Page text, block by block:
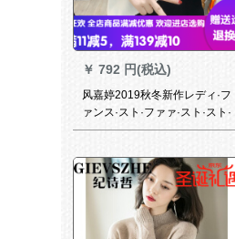
￥ 792 円(税込)
风嘉婷2019秋冬新作レディ·フ
ァンス·スト·ファァ·スト·スト·
フファ·スト·ファ·ファンシー·
·ス·パン女子長袖カーバー·厚
手保温イン·ナイベルス